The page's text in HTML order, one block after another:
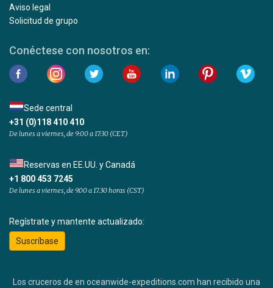
Aviso legal
Solicitud de grupo
Conéctese con nosotros en:
Sede central
+31 (0)118 410 410
De lunes a viernes, de 9:00 a 17:30 (CET)
Reservas en EE.UU. y Canadá
+1 800 453 7245
De lunes a viernes, de 9.00 a 17.30 horas (CST)
Regístrate y mantente actualizado:
Suscríbase
Los cruceros de en oceanwide-expeditions.com han recibido una